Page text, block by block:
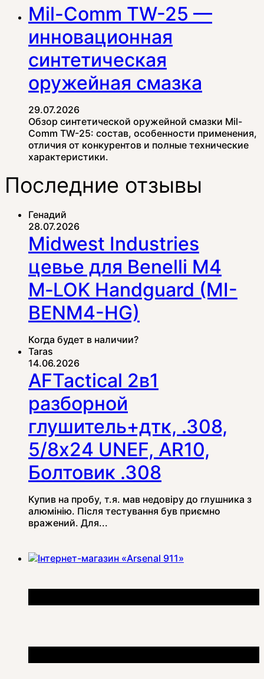
Mil-Comm TW-25 —
инновационная
синтетическая
оружейная смазка
29.07.2026
Обзор синтетической оружейной смазки Mil-
Comm TW-25: состав, особенности применения,
отличия от конкурентов и полные технические
характеристики.
Последние отзывы
Генадий
28.07.2026
Midwest Industries
цевье для Benelli M4
M‑LOK Handguard (MI-
BENM4-HG)
Когда будет в наличии?
Taras
14.06.2026
AFTactical 2в1
разборной
глушитель+дтк, .308,
5/8x24 UNEF, AR10,
Болтовик .308
Купив на пробу, т.я. мав недовіру до глушника з
алюмінію. Після тестування був приємно
вражений. Для...